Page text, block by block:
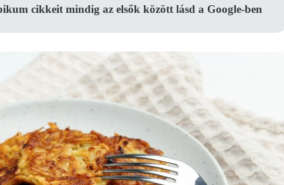
cikkeit mindig az elsők között lásd a Google-ben